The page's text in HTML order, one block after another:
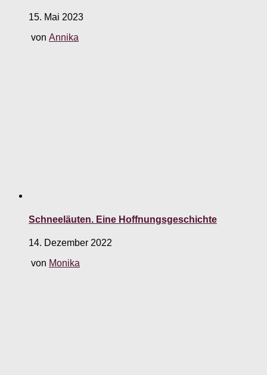
15. Mai 2023
von Annika
Schneeläuten. Eine Hoffnungsgeschichte
14. Dezember 2022
von Monika